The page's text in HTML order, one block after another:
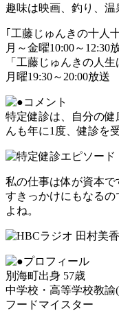
趣味は映画、釣り、温
｢工藤じゅんきの十人
月～金曜10:00～12:30
「工藤じゅんきの人生
月曜19:30～20:00放送
特定健診は、自分の
んも年に1度、健診を
私の仕事は体が資本
すきっかけにもなる
よね。
別海町出身 57歳
中学校・高等学校教
フードマイスター